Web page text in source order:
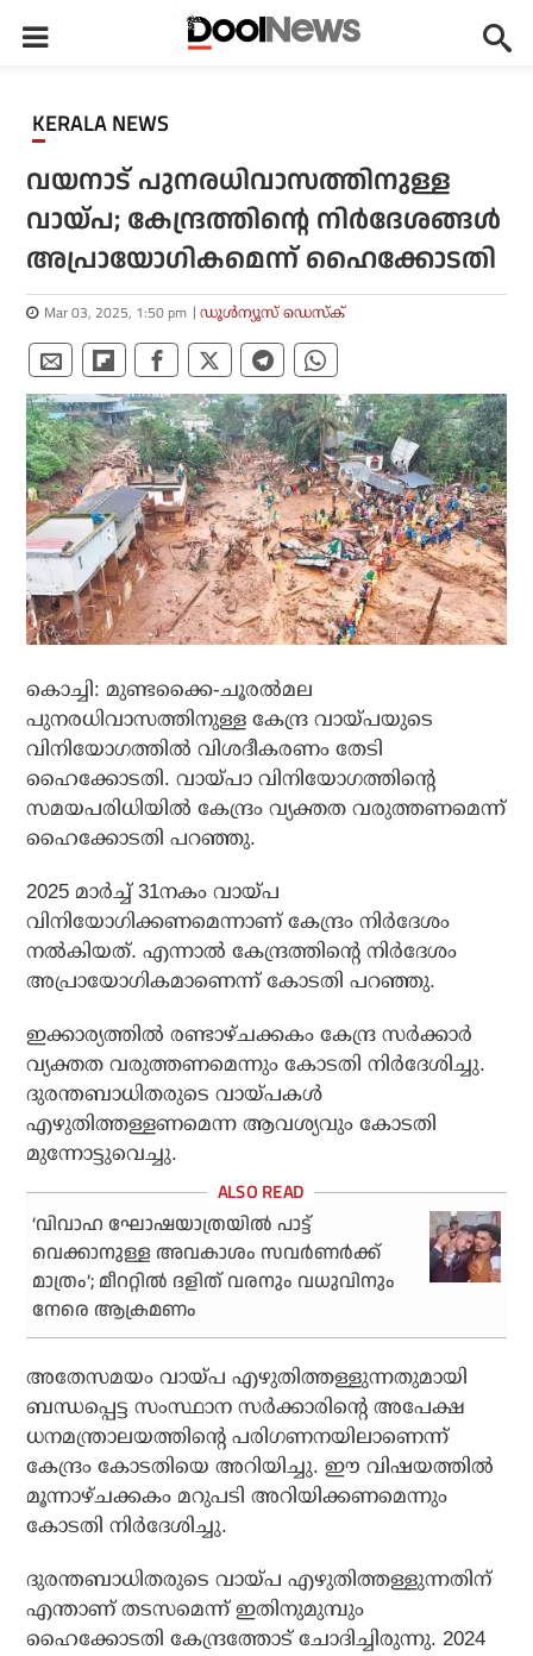
KERALA NEWS
വയനാട് പുനരധിവാസത്തിനുള്ള
വായ്പ; കേന്ദ്രത്തിന്റെ നിര്‍ദേശങ്ങള്‍
അപ്രായോഗികമെന്ന് ഹൈക്കോടതി
Mar 03, 2025, 1:50 pm ഡൂള്‍ന്യൂസ് ഡെസ്‌ക്
കൊച്ചി: മുണ്ടക്കൈ-ചൂരല്‍മല
പുനരധിവാസത്തിനുള്ള കേന്ദ്ര വായ്പയുടെ
വിനിയോഗത്തില്‍ വിശദീകരണം തേടി
ഹൈക്കോടതി. വായ്പാ വിനിയോഗത്തിന്റെ
സമയപരിധിയില്‍ കേന്ദ്രം വ്യക്തത വരുത്തണമെന്ന്
ഹൈക്കോടതി പറഞ്ഞു.
2025 മാര്‍ച്ച് 31നകം വായ്പ
വിനിയോഗിക്കണമെന്നാണ് കേന്ദ്രം നിര്‍ദേശം
നല്‍കിയത്. എന്നാല്‍ കേന്ദ്രത്തിന്റെ നിര്‍ദേശം
അപ്രായോഗികമാണെന്ന് കോടതി പറഞ്ഞു.
ഇക്കാര്യത്തില്‍ രണ്ടാഴ്ചക്കകം കേന്ദ്ര സര്‍ക്കാര്‍
വ്യക്തത വരുത്തണമെന്നും കോടതി നിര്‍ദേശിച്ചു.
ദുരന്തബാധിതരുടെ വായ്പകള്‍
എഴുതിത്തള്ളണമെന്ന ആവശ്യവും കോടതി
മുന്നോട്ടുവെച്ചു.
‘വിവാഹ ഘോഷയാത്രയിൽ പാട്ട്
വെക്കാനുള്ള അവകാശം സവർണർക്ക്
മാത്രം’; മീററ്റിൽ ദളിത് വരനും വധുവിനും
നേരെ ആക്രമണം
അതേസമയം വായ്പ എഴുതിത്തള്ളുന്നതുമായി
ബന്ധപ്പെട്ട സംസ്ഥാന സര്‍ക്കാരിന്റെ അപേക്ഷ
ധനമന്ത്രാലയത്തിന്റെ പരിഗണനയിലാണെന്ന്
കേന്ദ്രം കോടതിയെ അറിയിച്ചു. ഈ വിഷയത്തില്‍
മൂന്നാഴ്ചക്കകം മറുപടി അറിയിക്കണമെന്നും
കോടതി നിര്‍ദേശിച്ചു.
ദുരന്തബാധിതരുടെ വായ്പ എഴുതിത്തള്ളുന്നതിന്
എന്താണ് തടസമെന്ന് ഇതിനുമുമ്പും
ഹൈക്കോടതി കേന്ദ്രത്തോട് ചോദിച്ചിരുന്നു. 2024